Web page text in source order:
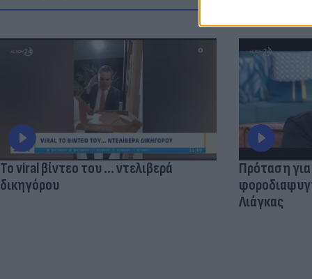
Το viral βίντεο του ... ντελιβερά
δικηγόρου
Πρόταση
Λιάγκας